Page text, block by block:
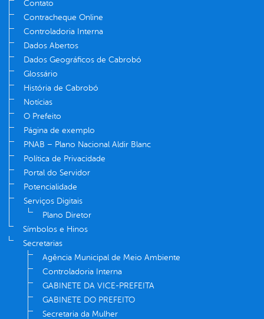
Contato
Contracheque Online
Controladoria Interna
Dados Abertos
Dados Geográficos de Cabrobó
Glossário
História de Cabrobó
Notícias
O Prefeito
Página de exemplo
PNAB – Plano Nacional Aldir Blanc
Política de Privacidade
Portal do Servidor
Potencialidade
Serviços Digitais
Plano Diretor
Símbolos e Hinos
Secretarias
Agência Municipal de Meio Ambiente
Controladoria Interna
GABINETE DA VICE-PREFEITA
GABINETE DO PREFEITO
Secretaria da Mulher